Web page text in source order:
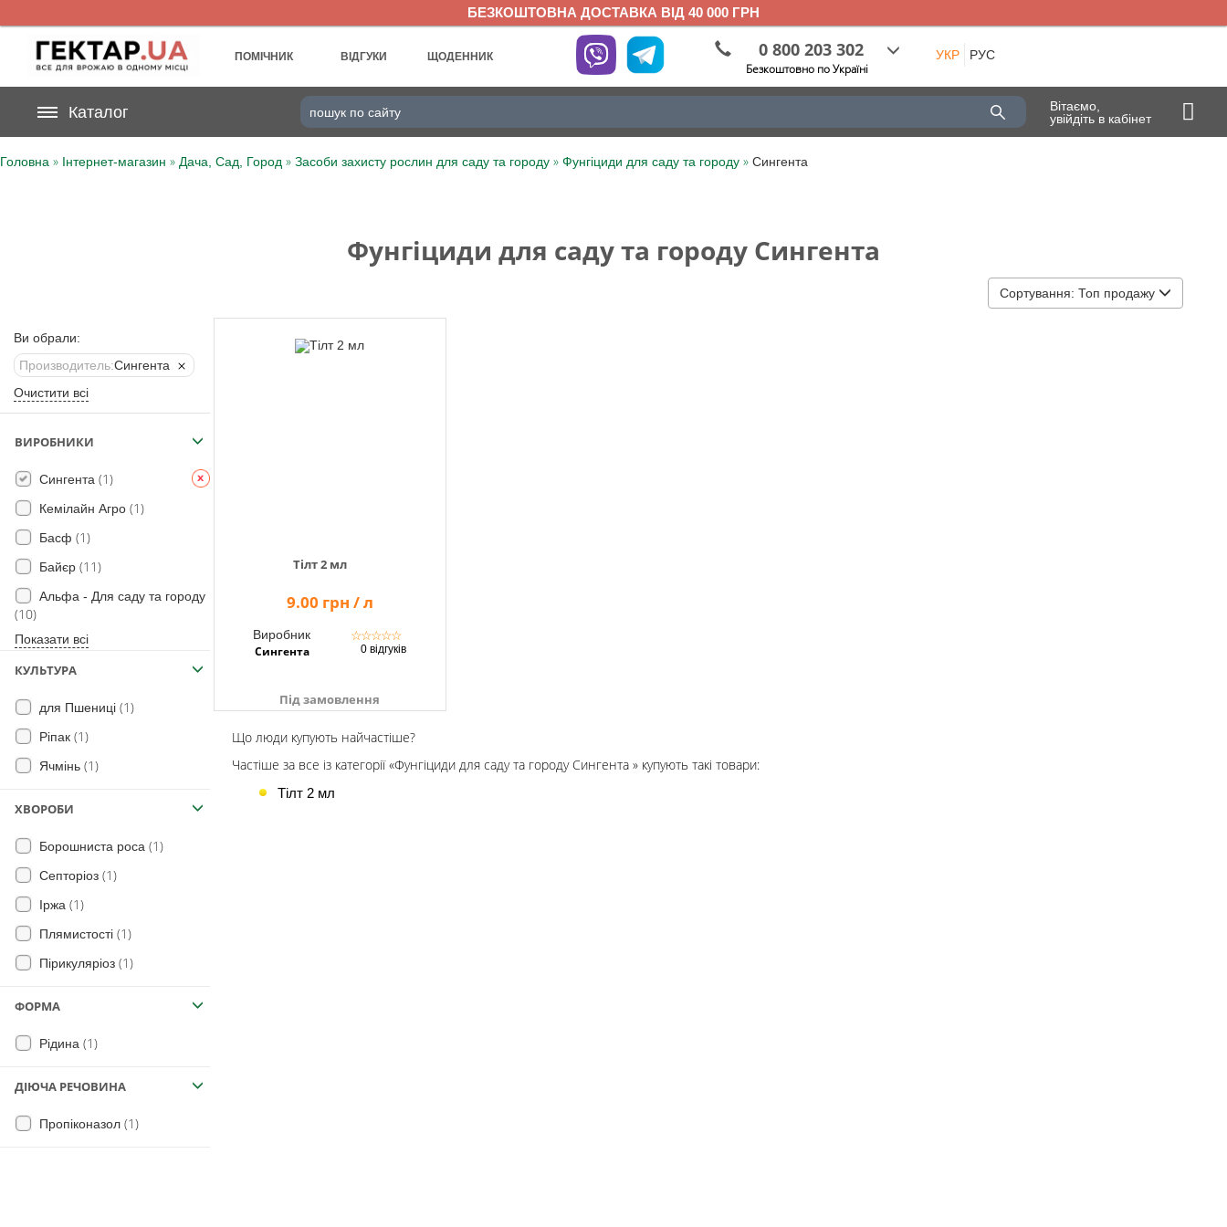
БЕЗКОШТОВНА ДОСТАВКА ВІД 40 000 ГРН
ПОМІЧНИК ВІДГУКИ ЩОДЕННИК 0 800 203 302
Безкоштовно по Україні
УКР РУС
UA
На вашому
бонусному рахунку
Кошик
Помічник
0 800 203
Безкоштовно
по Україні
+38 (096) 733
733 0
+38 (066) 733
733 0
+38 (093) 733
Каталог
Вітаємо,
увійдіть в кабінет
Головна » Інтернет-магазин » Дача, Сад, Город » Засоби захисту рослин для саду та городу » Фунгіциди для саду та городу » Сингента
Фунгіциди для саду та городу Сингента
Ви обрали:
Производитель:Сингента
Очистити всі
ВИРОБНИКИ
Сингента (1)
Кемілайн Агро (1)
Басф (1)
Байєр (11)
Альфа - Для саду та городу
(10)
Показати всі
КУЛЬТУРА
для Пшениці (1)
Ріпак (1)
Ячмінь (1)
ХВОРОБИ
Борошниста роса (1)
Септоріоз (1)
Іржа (1)
Плямистості (1)
Пірикуляріоз (1)
ФОРМА
Рідина (1)
ДІЮЧА РЕЧОВИНА
Пропіконазол (1)
Сортування: Топ продажу
Тілт 2 мл
9.00 грн / л
Виробник
Сингента
☆☆☆☆☆
0 відгуків
Під замовлення
Що люди купують найчастіше?
Частіше за все із категорії «Фунгіциди для саду та городу Сингента » купують такі товари:
Тілт 2 мл